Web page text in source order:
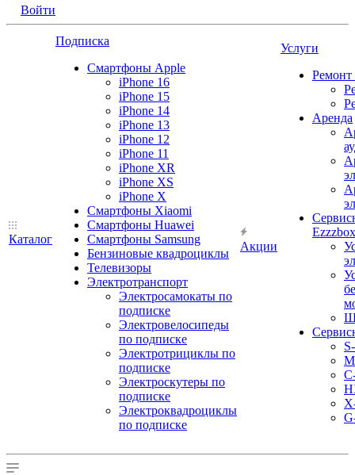
Войти
Каталог
Подписка
Смартфоны Apple
iPhone 16
iPhone 15
iPhone 14
iPhone 13
iPhone 12
iPhone 11
iPhone XR
iPhone XS
iPhone X
Смартфоны Xiaomi
Смартфоны Huawei
Смартфоны Samsung
Бензиновые квадроциклы
Телевизоры
Электротранспорт
Электросамокаты по
подписке
Электровелосипеды
по подписке
Электротрициклы по
подписке
Электроскутеры по
подписке
Электроквадроциклы
по подписке
Акции
Услуги
Ремонт
Аренда
Ezzzbox